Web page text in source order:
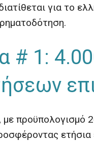
για το
# 1:
προϋπολογισμό